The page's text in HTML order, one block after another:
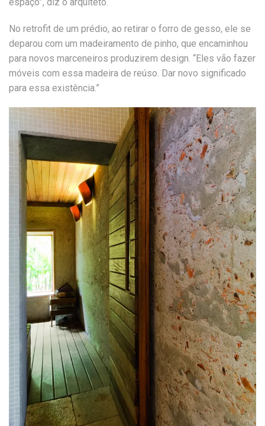
No retrofit de um prédio, ao retirar o forro de gesso, ele se
deparou com um madeiramento de pinho, que encaminhou
para novos marceneiros produzirem design. “Eles vão fazer
móveis com essa madeira de reúso. Dar novo significado
para essa existência.”